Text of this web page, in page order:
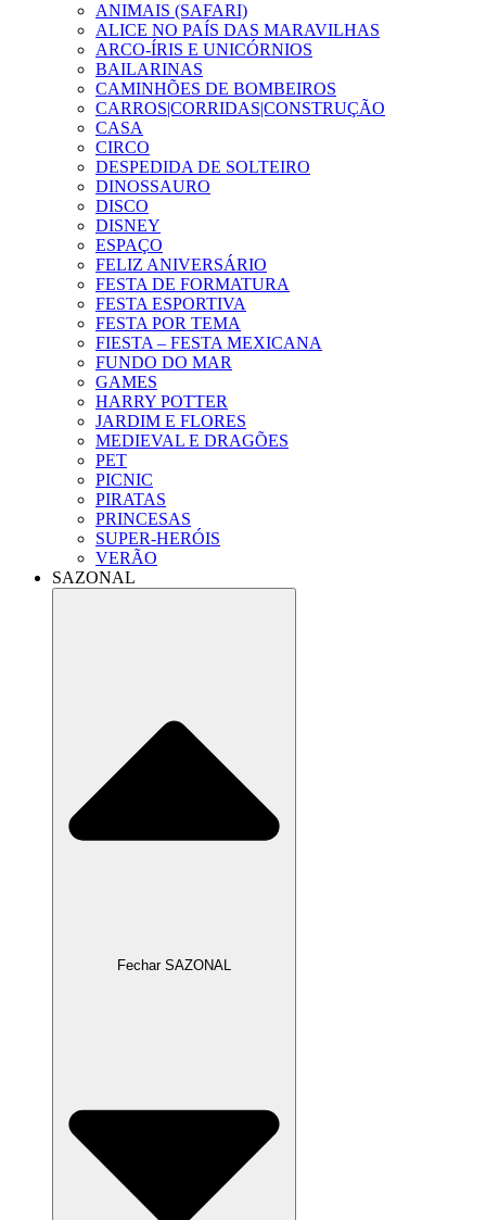
ANIMAIS (SAFARI)
ALICE NO PAÍS DAS MARAVILHAS
ARCO-ÍRIS E UNICÓRNIOS
BAILARINAS
CAMINHÕES DE BOMBEIROS
CARROS|CORRIDAS|CONSTRUÇÃO
CASA
CIRCO
DESPEDIDA DE SOLTEIRO
DINOSSAURO
DISCO
DISNEY
ESPAÇO
FELIZ ANIVERSÁRIO
FESTA DE FORMATURA
FESTA ESPORTIVA
FESTA POR TEMA
FIESTA – FESTA MEXICANA
FUNDO DO MAR
GAMES
HARRY POTTER
JARDIM E FLORES
MEDIEVAL E DRAGÕES
PET
PICNIC
PIRATAS
PRINCESAS
SUPER-HERÓIS
VERÃO
SAZONAL
Fechar SAZONAL